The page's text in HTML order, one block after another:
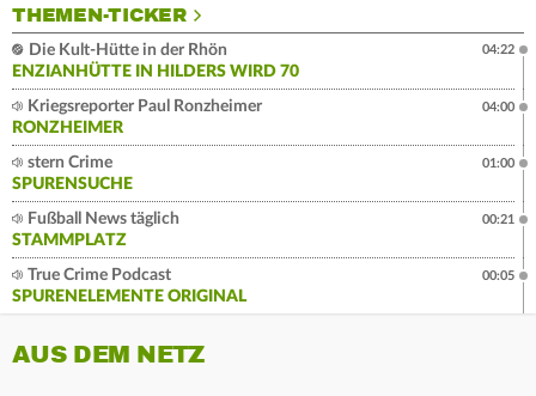
THEMEN-TICKER
Die Kult-Hütte in der Rhön
ENZIANHÜTTE IN HILDERS WIRD 70
04:22
Kriegsreporter Paul Ronzheimer
RONZHEIMER
04:00
stern Crime
SPURENSUCHE
01:00
Fußball News täglich
STAMMPLATZ
00:21
True Crime Podcast
SPURENELEMENTE ORIGINAL
00:05
AUS DEM NETZ